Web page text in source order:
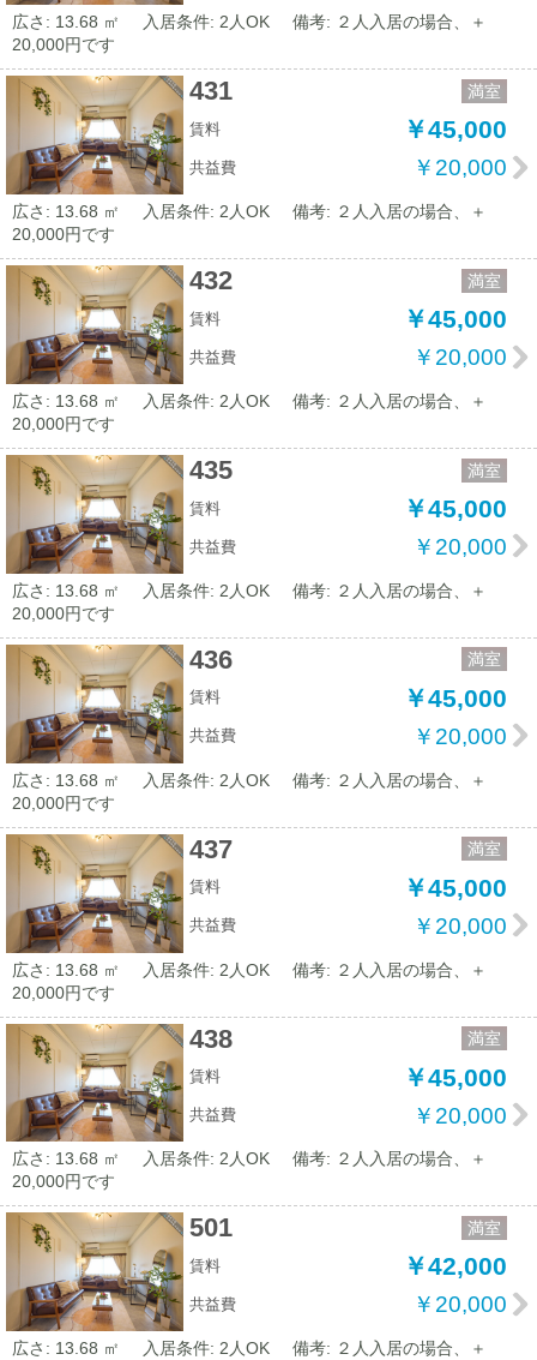
広さ: 13.68 ㎡ 入居条件: 2人OK
備考: ２人入居の場合、＋
20,000円です
431 満室
賃料 ￥45,000
共益費 ￥20,000
広さ: 13.68 ㎡ 入居条件: 2人OK
備考: ２人入居の場合、＋
20,000円です
432 満室
賃料 ￥45,000
共益費 ￥20,000
広さ: 13.68 ㎡ 入居条件: 2人OK
備考: ２人入居の場合、＋
20,000円です
435 満室
賃料 ￥45,000
共益費 ￥20,000
広さ: 13.68 ㎡ 入居条件: 2人OK
備考: ２人入居の場合、＋
20,000円です
436 満室
賃料 ￥45,000
共益費 ￥20,000
広さ: 13.68 ㎡ 入居条件: 2人OK
備考: ２人入居の場合、＋
20,000円です
437 満室
賃料 ￥45,000
共益費 ￥20,000
広さ: 13.68 ㎡ 入居条件: 2人OK
備考: ２人入居の場合、＋
20,000円です
438 満室
賃料 ￥45,000
共益費 ￥20,000
広さ: 13.68 ㎡ 入居条件: 2人OK
備考: ２人入居の場合、＋
20,000円です
501 満室
賃料 ￥42,000
共益費 ￥20,000
広さ: 13.68 ㎡ 入居条件: 2人OK
備考: ２人入居の場合、＋